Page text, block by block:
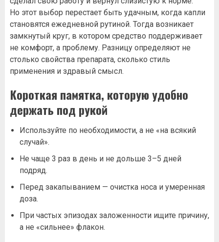
Но этот выбор перестает быть удачным, когда капли
становятся ежедневной рутиной. Тогда возникает
замкнутый круг, в котором средство поддерживает
не комфорт, а проблему. Разницу определяют не
столько свойства препарата, сколько стиль
применения и здравый смысл.
Короткая памятка, которую удобно
держать под рукой
Используйте по необходимости, а не «на всякий
случай».
Не чаще 3 раз в день и не дольше 3–5 дней
подряд.
Перед закапыванием — очистка носа и умеренная
доза.
При частых эпизодах заложенности ищите причину,
а не «сильнее» флакон.